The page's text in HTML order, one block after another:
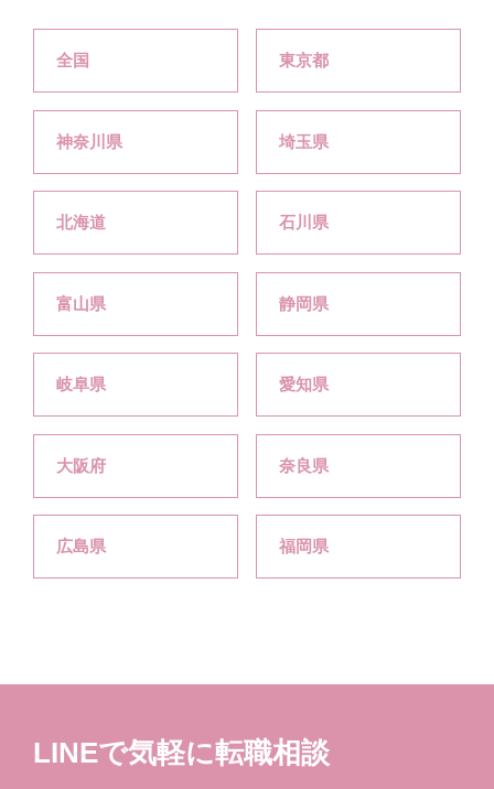
全国 東京都
神奈川県 埼玉県
北海道 石川県
富山県 静岡県
岐阜県 愛知県
大阪府 奈良県
広島県 福岡県
LINEで気軽に転職相談